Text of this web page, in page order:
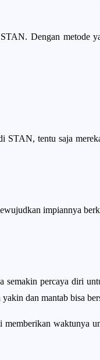
Dengan metode
STAN, tentu saja
impiannya
semakin percaya diri
dan mantab bisa
waktunya